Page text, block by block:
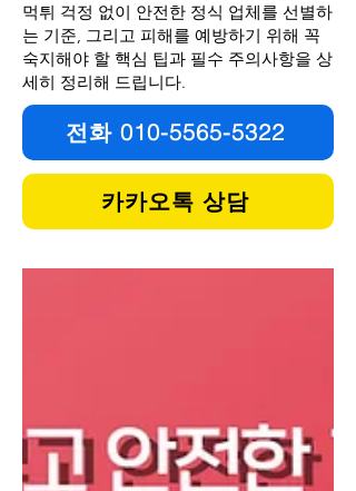
먹튀 걱정 없이 안전한 정식 업체를 선별하
는 기준, 그리고 피해를 예방하기 위해 꼭
숙지해야 할 핵심 팁과 필수 주의사항을 상
세히 정리해 드립니다.
전화 010-5565-5322
카카오톡 상담